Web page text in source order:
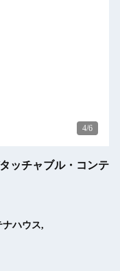
5/6
ッチャブル・コンテ
ハウス,